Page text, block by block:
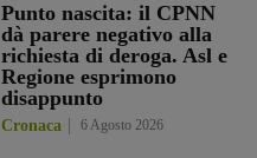
Punto nascita: il CPNN
dà parere negativo alla
richiesta di deroga. Asl e
Regione esprimono
disappunto
Cronaca 6 Agosto 2026